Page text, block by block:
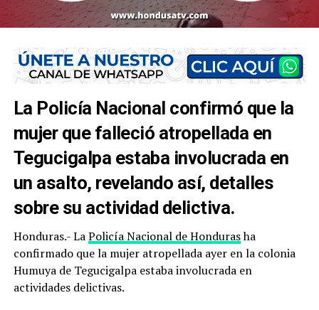
La Policía Nacional confirmó que la
mujer que falleció atropellada en
Tegucigalpa estaba involucrada en
un asalto, revelando así, detalles
sobre su actividad delictiva.
Honduras.- LaPolicía Nacional de Hondurasha
confirmado que la mujer atropellada ayer en la colonia
Humuya de Tegucigalpa estaba involucrada en
actividades delictivas.